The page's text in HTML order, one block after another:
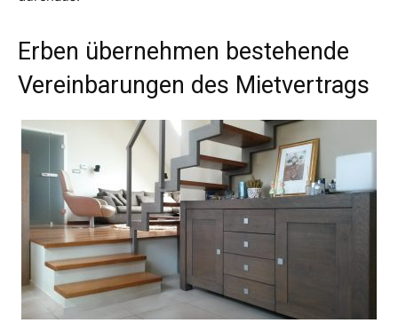
Erben übernehmen bestehende
Vereinbarungen des Mietvertrags